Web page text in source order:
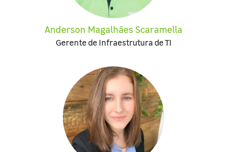
Anderson Magalhães Scaramella
Gerente de Infraestrutura de TI